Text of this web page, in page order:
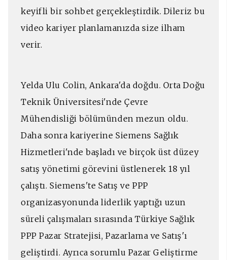
keyifli bir sohbet gerçekleştirdik. Dileriz bu
video kariyer planlamanızda size ilham
verir.
Yelda Ulu Colin, Ankara'da doğdu. Orta Doğu
Teknik Üniversitesi'nde Çevre
Mühendisliği bölümünden mezun oldu.
Daha sonra kariyerine Siemens Sağlık
Hizmetleri'nde başladı ve birçok üst düzey
satış yönetimi görevini üstlenerek 18 yıl
çalıştı. Siemens'te Satış ve PPP
organizasyonunda liderlik yaptığı uzun
süreli çalışmaları sırasında Türkiye Sağlık
PPP Pazar Stratejisi, Pazarlama ve Satış'ı
geliştirdi. Ayrıca sorumlu Pazar Geliştirme